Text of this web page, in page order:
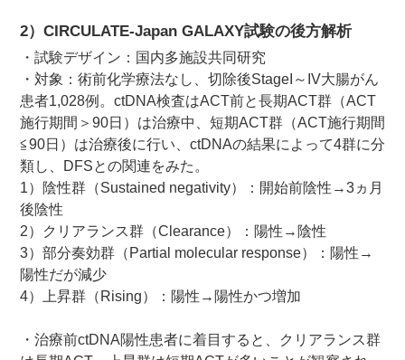
2）CIRCULATE-Japan GALAXY試験の後方解析
・試験デザイン：国内多施設共同研究
・対象：術前化学療法なし、切除後StageI～IV大腸がん
患者1,028例。ctDNA検査はACT前と長期ACT群（ACT
施行期間＞90日）は治療中、短期ACT群（ACT施行期間
≦90日）は治療後に行い、ctDNAの結果によって4群に分
類し、DFSとの関連をみた。
1）陰性群（Sustained negativity）：開始前陰性→3ヵ月
後陰性
2）クリアランス群（Clearance）：陽性→陰性
3）部分奏効群（Partial molecular response）：陽性→
陽性だが減少
4）上昇群（Rising）：陽性→陽性かつ増加
・治療前ctDNA陽性患者に着目すると、クリアランス群